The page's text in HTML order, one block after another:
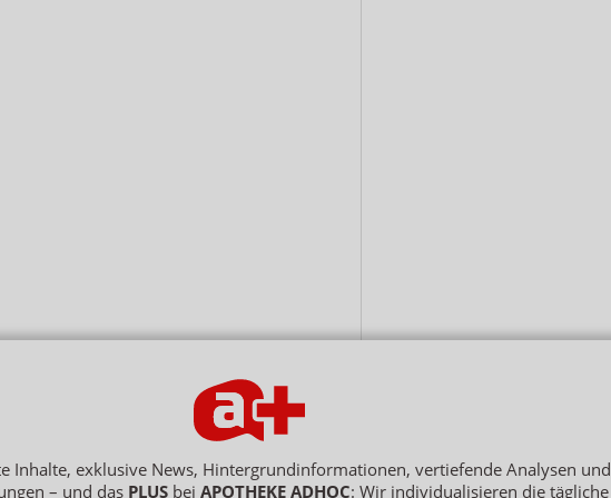
Inhalte, exklusive News, Hintergrundinformationen, vertiefende Analysen und
– und das PLUS bei APOTHEKE ADHOC: Wir individualisieren die tägliche